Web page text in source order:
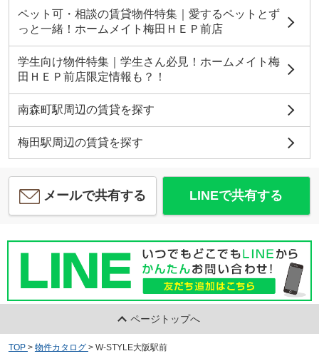
ペット可・相談の賃貸物件特集｜愛するペットとず
っと一緒！ホームメイト梅田ＨＥＰ前店
学生向け物件特集｜学生さん必見！ホームメイト梅
田ＨＥＰ前店限定情報も？！
南森町駅周辺の賃貸を探す
梅田駅周辺の賃貸を探す
メールで共有する LINEで共有する
ページトップへ
TOP > 物件カタログ > W-STYLE大阪駅前